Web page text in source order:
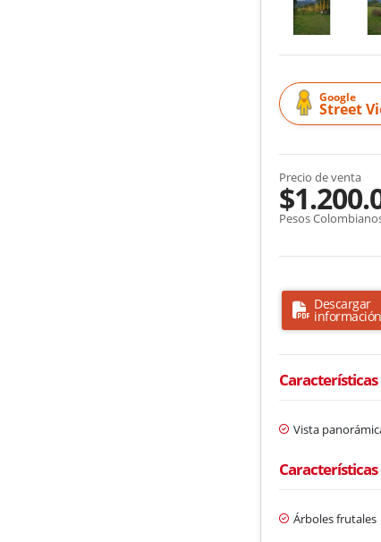
Google
Street
Precio de venta
Pesos
Descargar
información
Vista
Árboles frutales